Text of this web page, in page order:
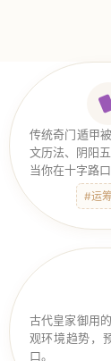
传统奇门遁甲
文历法、阴阳
当你在十字路
#运
古代皇家御用
观环境趋势，
口。